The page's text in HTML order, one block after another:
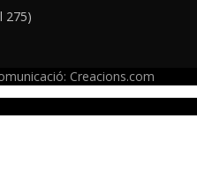
275)
Creacions.com